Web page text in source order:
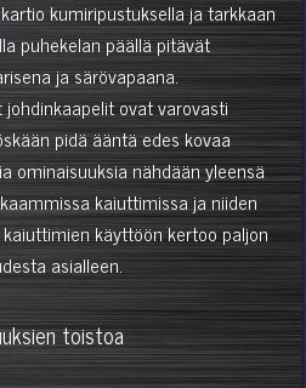
kumiripustuksella ja tarkkaan
puhekelan päällä pitävät
ja särövapaana.
ovat varovasti
pidä ääntä edes kovaa
ominaisuuksia nähdään yleensä
kaiuttimissa ja niiden
käyttöön kertoo paljon
asialleen.
toistoa